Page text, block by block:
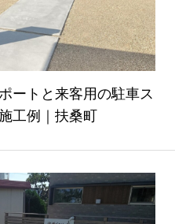
ートと来客用の駐車ス
工例｜扶桑町